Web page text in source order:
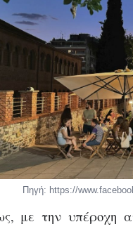
CITY GUIDE
小
Πηγή: https://
με την υπέροχη